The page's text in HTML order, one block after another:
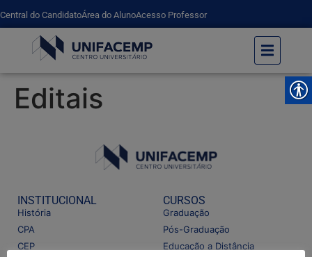
Central do CandidatoÁrea do AlunoAcesso Professor
Editais
INSTITUCIONAL
História
CPA
CEP
CURSOS
Graduação
Pós-Graduação
Educação a Distância